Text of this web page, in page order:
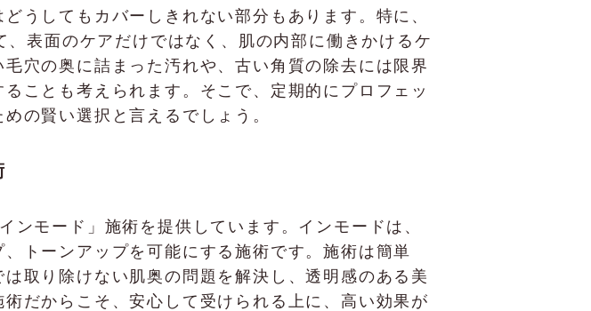
うしてもカバーしきれない部分もあります。特に、
表面のケアだけではなく、肌の内部に働きかけるケ
穴の奥に詰まった汚れや、古い角質の除去には限界
ことも考えられます。そこで、定期的にプロフェッ
の賢い選択と言えるでしょう。
モード」施術を提供しています。インモードは、
トーンアップを可能にする施術です。施術は簡単
取り除けない肌奥の問題を解決し、透明感のある美
だからこそ、安心して受けられる上に、高い効果が